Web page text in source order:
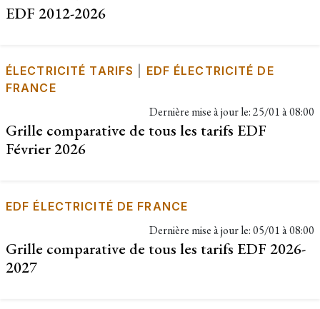
EDF 2012-2026
ÉLECTRICITÉ TARIFS
EDF ÉLECTRICITÉ DE
FRANCE
Dernière mise à jour le:25/01 à 08:00
Grille comparative de tous les tarifs EDF
Février 2026
EDF ÉLECTRICITÉ DE FRANCE
Dernière mise à jour le:05/01 à 08:00
Grille comparative de tous les tarifs EDF 2026-
2027